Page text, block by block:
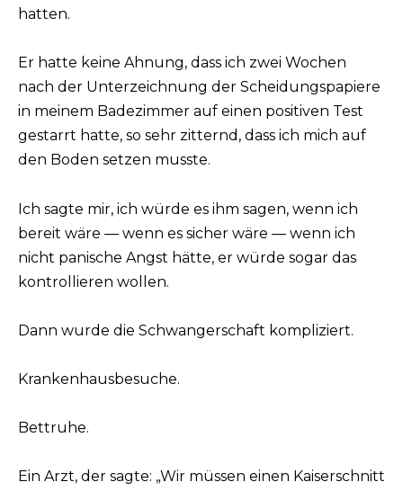
hatten.
Er hatte keine Ahnung, dass ich zwei Wochen
nach der Unterzeichnung der Scheidungspapiere
in meinem Badezimmer auf einen positiven Test
gestarrt hatte, so sehr zitternd, dass ich mich auf
den Boden setzen musste.
Ich sagte mir, ich würde es ihm sagen, wenn ich
bereit wäre — wenn es sicher wäre — wenn ich
nicht panische Angst hätte, er würde sogar das
kontrollieren wollen.
Dann wurde die Schwangerschaft kompliziert.
Krankenhausbesuche.
Bettruhe.
Ein Arzt, der sagte: „Wir müssen einen Kaiserschnitt